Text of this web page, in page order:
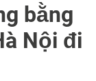
bằng
Nội đi